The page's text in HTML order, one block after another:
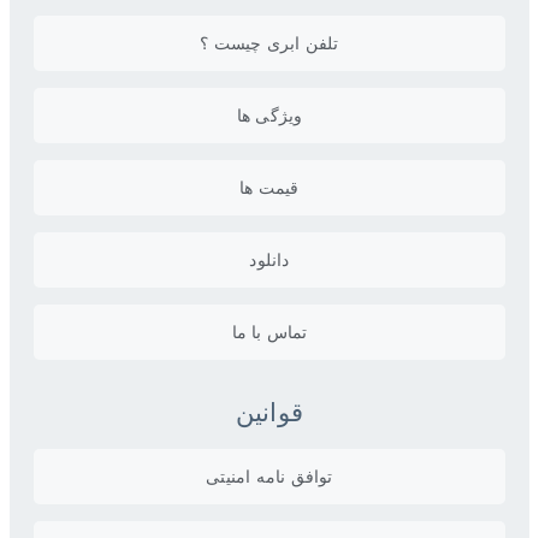
تلفن ابری چیست ؟
ویژگی ها
قیمت ها
دانلود
تماس با ما
قوانین
توافق نامه امنیتی